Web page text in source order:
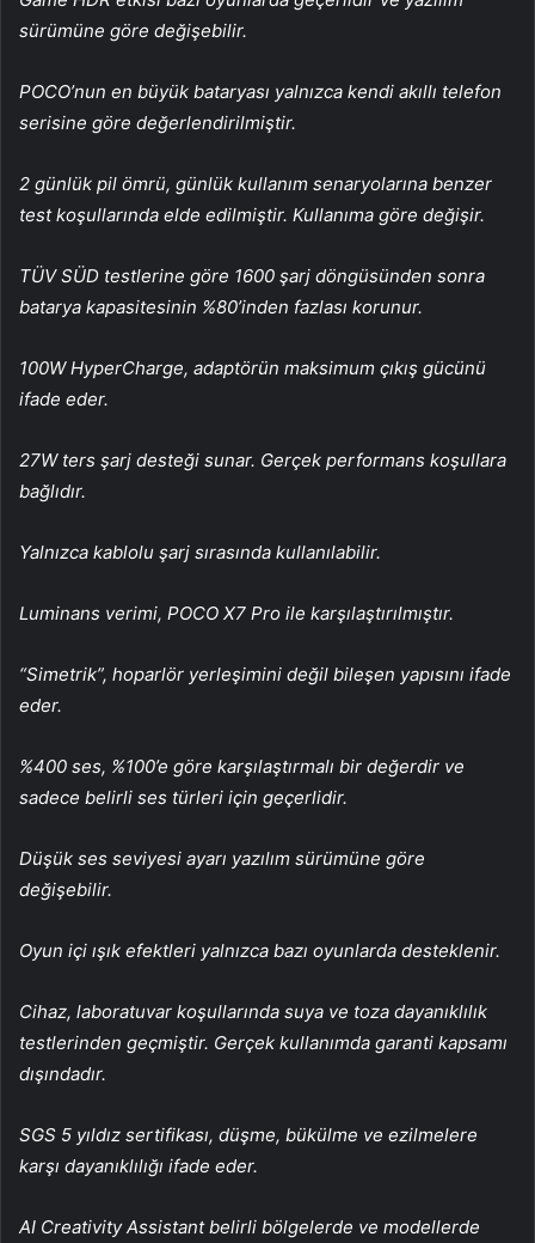
sürümüne göre değişebilir.
POCO’nun en büyük bataryası yalnızca kendi akıllı telefon
serisine göre değerlendirilmiştir.
2 günlük pil ömrü, günlük kullanım senaryolarına benzer
test koşullarında elde edilmiştir. Kullanıma göre değişir.
TÜV SÜD testlerine göre 1600 şarj döngüsünden sonra
batarya kapasitesinin %80’inden fazlası korunur.
100W HyperCharge, adaptörün maksimum çıkış gücünü
ifade eder.
27W ters şarj desteği sunar. Gerçek performans koşullara
bağlıdır.
Yalnızca kablolu şarj sırasında kullanılabilir.
Luminans verimi, POCO X7 Pro ile karşılaştırılmıştır.
“Simetrik”, hoparlör yerleşimini değil bileşen yapısını ifade
eder.
%400 ses, %100’e göre karşılaştırmalı bir değerdir ve
sadece belirli ses türleri için geçerlidir.
Düşük ses seviyesi ayarı yazılım sürümüne göre
değişebilir.
Oyun içi ışık efektleri yalnızca bazı oyunlarda desteklenir.
Cihaz, laboratuvar koşullarında suya ve toza dayanıklılık
testlerinden geçmiştir. Gerçek kullanımda garanti kapsamı
dışındadır.
SGS 5 yıldız sertifikası, düşme, bükülme ve ezilmelere
karşı dayanıklılığı ifade eder.
AI Creativity Assistant belirli bölgelerde ve modellerde